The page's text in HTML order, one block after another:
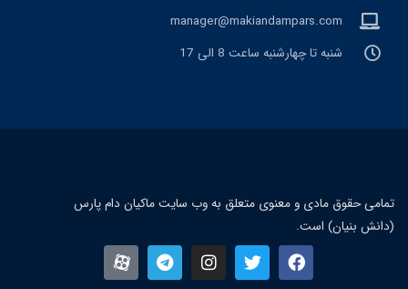
manager@makiandampars.com
شنبه تا چهارشنبه ساعت 8 الی 17
تمامی حقوق مادی و معنوی متعلق به وب سایت ماکیان دام پارس
(دانش بنیان) است.